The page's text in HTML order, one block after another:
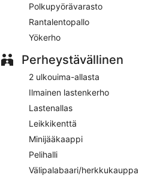
Polkupyörävarasto
Rantalentopallo
Yökerho
Perheystävällinen
2 ulkouima-allasta
Ilmainen lastenkerho
Lastenallas
Leikkikenttä
Minijääkaappi
Pelihalli
Välipalabaari/herkkukauppa